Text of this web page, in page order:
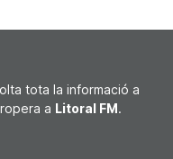
tota la informació a
a Litoral FM.